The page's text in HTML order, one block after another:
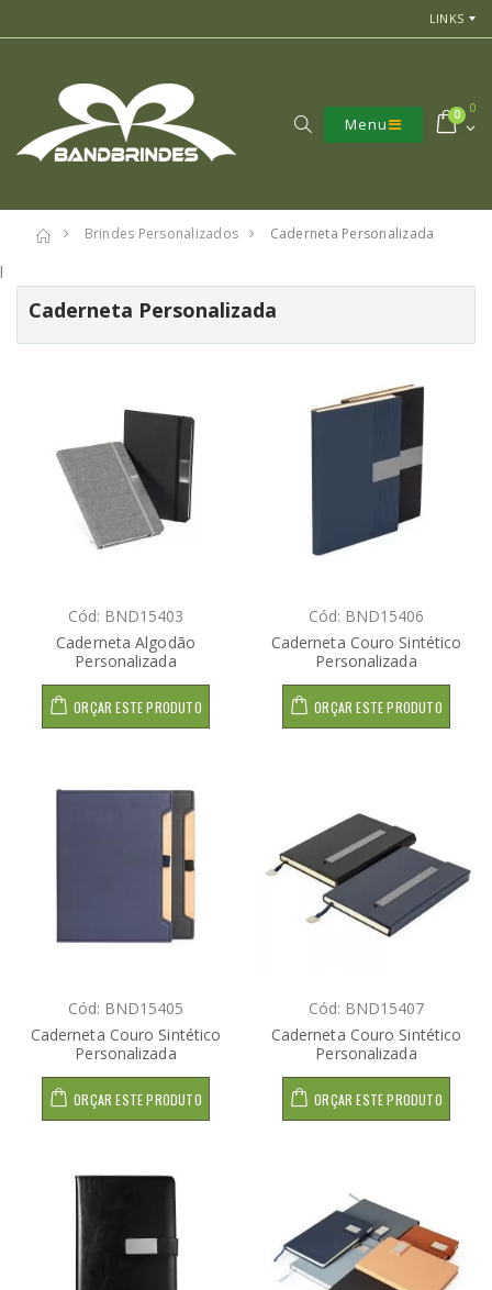
LINKS
Menu
0
0
Brindes Personalizados Caderneta Personalizada
l
Caderneta Personalizada
Cód: BND15403
Caderneta Algodão
Personalizada
ORÇAR ESTE PRODUTO
Cód: BND15406
Caderneta Couro Sintético
Personalizada
ORÇAR ESTE PRODUTO
Cód: BND15405
Caderneta Couro Sintético
Personalizada
ORÇAR ESTE PRODUTO
Cód: BND15407
Caderneta Couro Sintético
Personalizada
ORÇAR ESTE PRODUTO